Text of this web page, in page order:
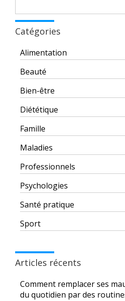
Catégories
Alimentation
Beauté
Bien-être
Diététique
Famille
Maladies
Professionnels
Psychologies
Santé pratique
Sport
Articles récents
Comment remplacer ses
du quotidien par des